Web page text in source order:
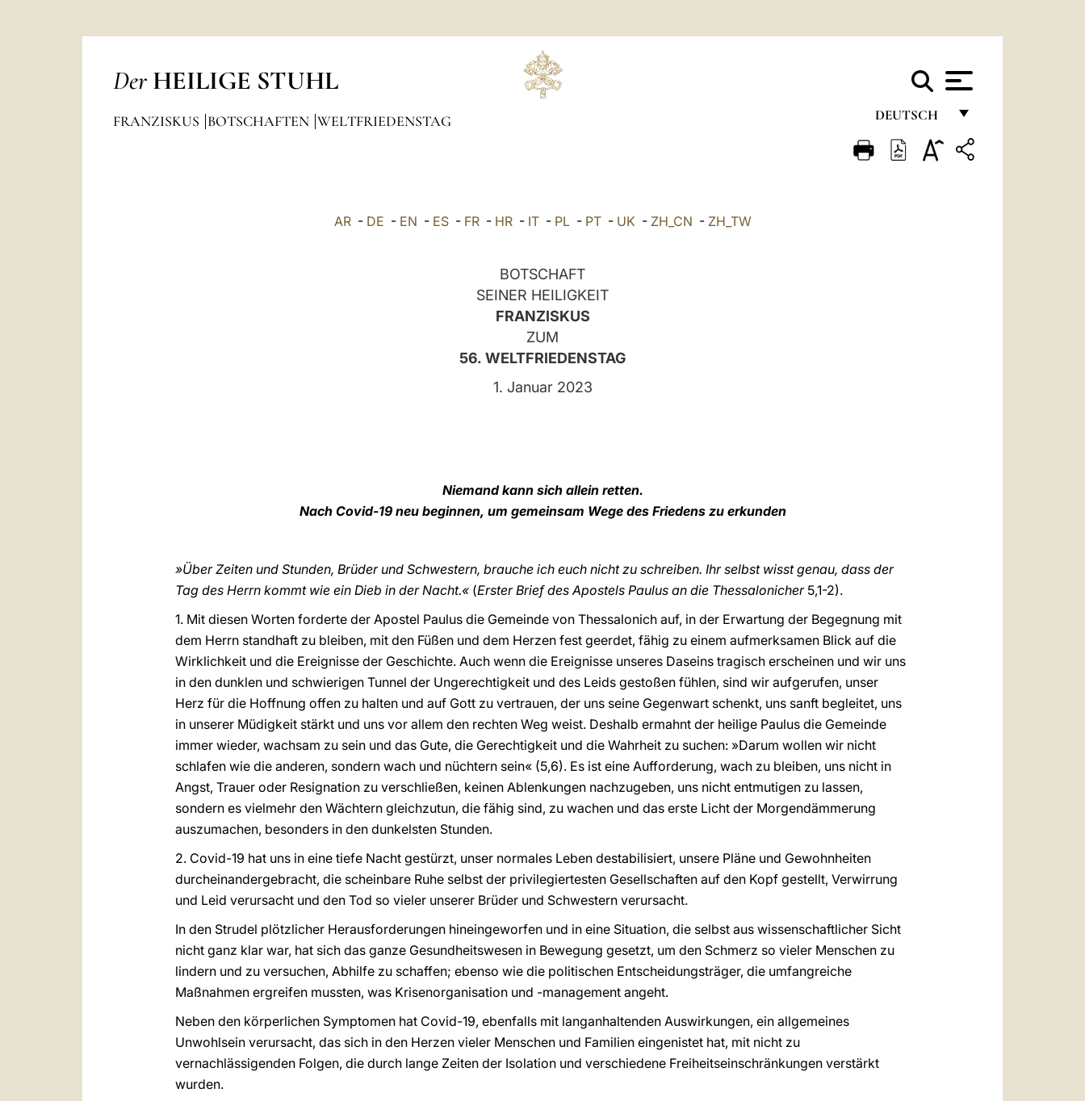
Der HEILIGE STUHL
DEUTSCH
FRANÇAIS
FRANZISKUS BOTSCHAFTEN WELTFRIEDENSTAG
AR- DE - EN - ES- FR- HR- IT- PL- PT- UK - ZH_CN - ZH_TW
BOTSCHAFT
SEINER HEILIGKEIT
FRANZISKUS
ZUM
56. WELTFRIEDENSTAG
1. Januar 2023
Niemand kann sich allein retten.
Nach Covid-19 neu beginnen, um gemeinsam Wege des Friedens zu erkunden
»Über Zeiten und Stunden, Brüder und Schwestern, brauche ich euch nicht zu schreiben. Ihr selbst wisst genau, dass der
Tag des Herrn kommt wie ein Dieb in der Nacht.« (Erster Brief des Apostels Paulus an die Thessalonicher5,1-2).
1. Mit diesen Worten forderte der Apostel Paulus die Gemeinde von Thessalonich auf, in der Erwartung der Begegnung mit
dem Herrn standhaft zu bleiben, mit den Füßen und dem Herzen fest geerdet, fähig zu einem aufmerksamen Blick auf die
Wirklichkeit und die Ereignisse der Geschichte. Auch wenn die Ereignisse unseres Daseins tragisch erscheinen und wir uns
in den dunklen und schwierigen Tunnel der Ungerechtigkeit und des Leids gestoßen fühlen, sind wir aufgerufen, unser
Herz für die Hoffnung offen zu halten und auf Gott zu vertrauen, der uns seine Gegenwart schenkt, uns sanft begleitet, uns
in unserer Müdigkeit stärkt und uns vor allem den rechten Weg weist. Deshalb ermahnt der heilige Paulus die Gemeinde
immer wieder, wachsam zu sein und das Gute, die Gerechtigkeit und die Wahrheit zu suchen: »Darum wollen wir nicht
schlafen wie die anderen, sondern wach und nüchtern sein« (5,6). Es ist eine Aufforderung, wach zu bleiben, uns nicht in
Angst, Trauer oder Resignation zu verschließen, keinen Ablenkungen nachzugeben, uns nicht entmutigen zu lassen,
sondern es vielmehr den Wächtern gleichzutun, die fähig sind, zu wachen und das erste Licht der Morgendämmerung
auszumachen, besonders in den dunkelsten Stunden.
2. Covid-19 hat uns in eine tiefe Nacht gestürzt, unser normales Leben destabilisiert, unsere Pläne und Gewohnheiten
durcheinandergebracht, die scheinbare Ruhe selbst der privilegiertesten Gesellschaften auf den Kopf gestellt, Verwirrung
und Leid verursacht und den Tod so vieler unserer Brüder und Schwestern verursacht.
In den Strudel plötzlicher Herausforderungen hineingeworfen und in eine Situation, die selbst aus wissenschaftlicher Sicht
nicht ganz klar war, hat sich das ganze Gesundheitswesen in Bewegung gesetzt, um den Schmerz so vieler Menschen zu
lindern und zu versuchen, Abhilfe zu schaffen; ebenso wie die politischen Entscheidungsträger, die umfangreiche
Maßnahmen ergreifen mussten, was Krisenorganisation und -management angeht.
Neben den körperlichen Symptomen hat Covid-19, ebenfalls mit langanhaltenden Auswirkungen, ein allgemeines
Unwohlsein verursacht, das sich in den Herzen vieler Menschen und Familien eingenistet hat, mit nicht zu
vernachlässigenden Folgen, die durch lange Zeiten der Isolation und verschiedene Freiheitseinschränkungen verstärkt
wurden.